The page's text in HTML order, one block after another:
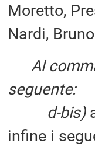
Moretto,
Nardi,
Al
seguente:
d-bis)
infine i